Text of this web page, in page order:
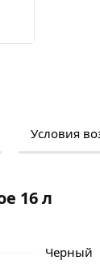
Условия
чтобы сделать
Россия 81436
16 л
Черный